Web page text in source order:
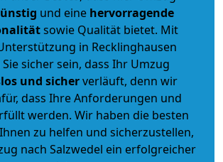
und eine hervorragende
sowie Qualität bietet. Mit
in Recklinghausen
sicher sein, dass Ihr Umzug
und sicherverläuft, denn wir
dass Ihre Anforderungen und
werden. Wir haben die besten
zu helfen und sicherzustellen,
nach Salzwedel ein erfolgreicher